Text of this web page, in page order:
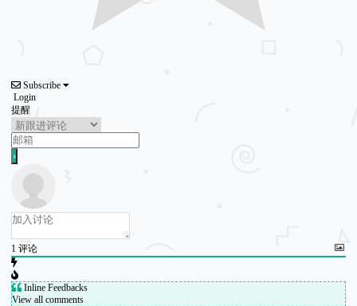
Subscribe
Login
提醒
1 评论
Inline Feedbacks
View all comments